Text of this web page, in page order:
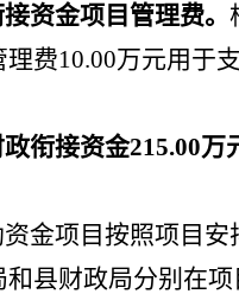
资金项目管理费。
费10.00万元用于
衔接资金215.00万
金项目按照项目
县财政局分别在